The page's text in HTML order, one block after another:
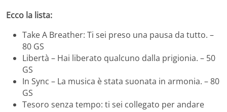
Ecco la lista:
Take A Breather: Ti sei preso una pausa da tutto. –
80 GS
Libertà – Hai liberato qualcuno dalla prigionia. – 50
GS
In Sync – La musica è stata suonata in armonia. – 80
GS
Tesoro senza tempo: ti sei collegato per andare